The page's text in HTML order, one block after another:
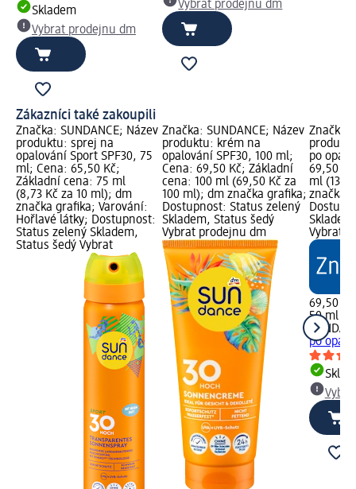
Skladem
Vybrat prodejnu dm
Vybrat prodejnu dm
Zákazníci také zakoupili
Značka: SUNDANCE; Název
produktu: sprej na
opalování Sport SPF30, 75
ml; Cena: 65,50 Kč;
Základní cena: 75 ml
(8,73 Kč za 10 ml); dm
značka grafika; Varování:
Hořlavé látky; Dostupnost:
Status zelený Skladem,
Status šedý Vybrat
Značka: SUNDANCE; Název
produktu: krém na
opalování SPF30, 100 ml;
Cena: 69,50 Kč; Základní
cena: 100 ml (69,50 Kč za
100 ml); dm značka grafika;
Dostupnost: Status zelený
Skladem, Status šedý
Vybrat prodejnu dm
Značka:
po
69,50
ml
značka
Vybrat
69,50 Kč
50 ml
po